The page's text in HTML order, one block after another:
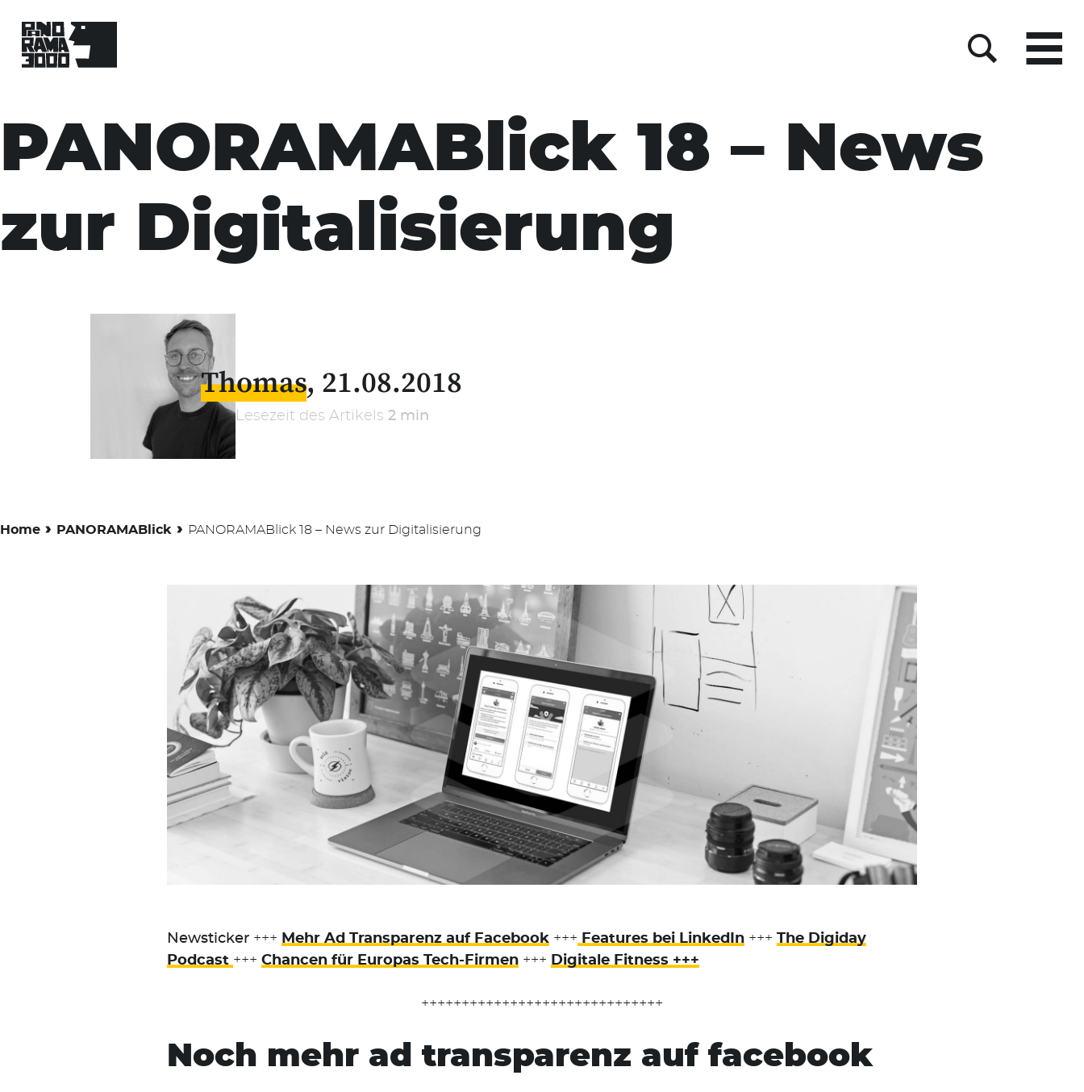
content
Menu
PANORAMABlick 18 – News
zur Digitalisierung
Thomas 21.08.2018
Lesezeit des Artikels 2 min
Home › PANORAMABlick › PANORAMABlick 18 – News zur Digitalisierung
Newsticker +++ Mehr Ad Transparenz auf Facebook +++ Features bei LinkedIn +++ The Digiday
Podcast +++ Chancen für Europas Tech-Firmen +++ Digitale Fitness +++
++++++++++++++++++++++++++++++
Noch mehr ad transparenz auf facebook